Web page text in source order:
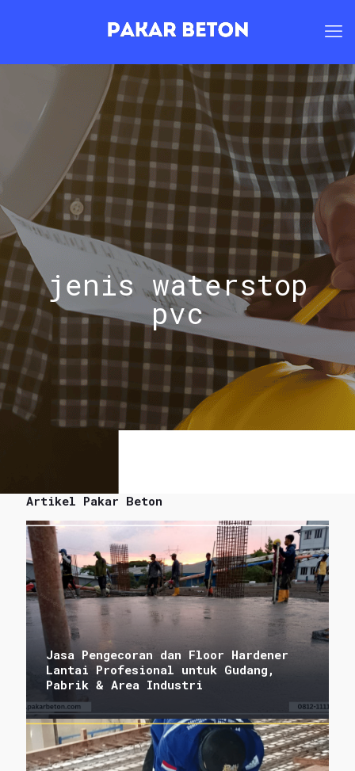
jenis waterstop
pvc
Artikel Pakar Beton
Jasa Pengecoran dan Floor Hardener
Lantai Profesional untuk Gudang,
Pabrik & Area Industri